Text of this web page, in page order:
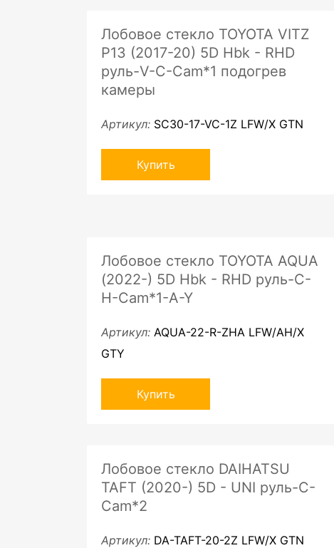
Лобовое стекло TOYOTA VITZ
P13 (2017-20) 5D Hbk - RHD
руль-V-С-Cam*1 подогрев
камеры
Артикул: SC30-17-VC-1Z LFW/X GTN
Купить
Лобовое стекло TOYOTA AQUA
(2022-) 5D Hbk - RHD руль-C-
H-Cam*1-A-Y
Артикул: AQUA-22-R-ZHA LFW/AH/X
GTY
Купить
Лобовое стекло DAIHATSU
TAFT (2020-) 5D - UNI руль-C-
Cam*2
Артикул: DA-TAFT-20-2Z LFW/X GTN